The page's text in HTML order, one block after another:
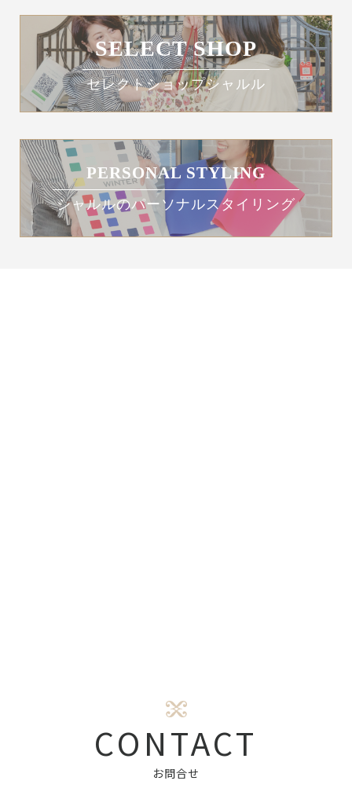
SELECT SHOP
セレクトショップシャルル
PERSONAL STYLING
シャルルのパーソナルスタイリング
CONTACT
お問合せ